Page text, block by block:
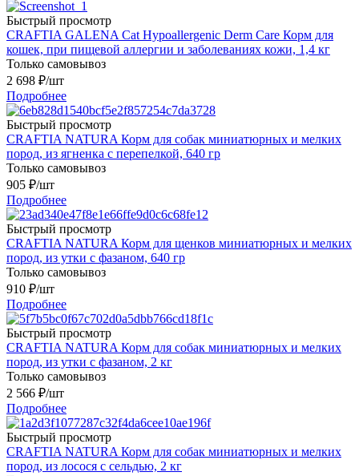
Быстрый просмотр
CRAFTIA GALENA Cat Hypoallergenic Derm Care Корм для
кошек, при пищевой аллергии и заболеваниях кожи, 1,4 кг
Только самовывоз
2 698 ₽/шт
Подробнее
Быстрый просмотр
CRAFTIA NATURA Корм для собак миниатюрных и мелких
пород, из ягненка с перепелкой, 640 гр
Только самовывоз
905 ₽/шт
Подробнее
Быстрый просмотр
CRAFTIA NATURA Корм для щенков миниатюрных и мелких
пород, из утки с фазаном, 640 гр
Только самовывоз
910 ₽/шт
Подробнее
Быстрый просмотр
CRAFTIA NATURA Корм для собак миниатюрных и мелких
пород, из утки с фазаном, 2 кг
Только самовывоз
2 566 ₽/шт
Подробнее
Быстрый просмотр
CRAFTIA NATURA Корм для собак миниатюрных и мелких
пород, из лосося с сельдью, 2 кг